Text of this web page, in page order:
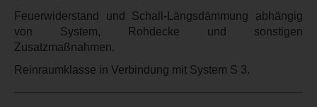
Feuerwiderstand und Schall-Längsdämmung abhängig
von System, Rohdecke und sonstigen
Zusatzmaßnahmen.
Reinraumklasse in Verbindung mit System S 3.